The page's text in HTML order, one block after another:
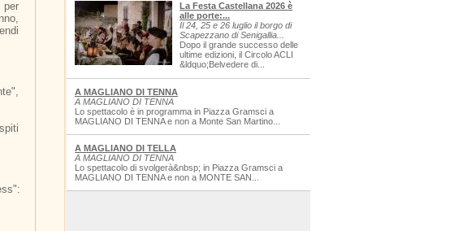
La Festa Castellana 2026 è
alle porte:...
Il 24, 25 e 26 luglio il borgo di
Scapezzano di Senigallia...
Dopo il grande successo delle
ultime edizioni, il Circolo ACLI
&ldquo;Belvedere di...
A MAGLIANO DI TENNA
A MAGLIANO DI TENNA
Lo spettacolo è in programma in Piazza Gramsci a
MAGLIANO DI TENNA e non a Monte San Martino...
A MAGLIANO DI TELLA
A MAGLIANO DI TENNA
Lo spettacolo di svolgerà&nbsp; in Piazza Gramsci a
MAGLIANO DI TENNA e non a MONTE SAN...